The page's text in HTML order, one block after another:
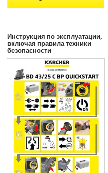
Инструкция по эксплуатации,
включая правила техники
безопасности